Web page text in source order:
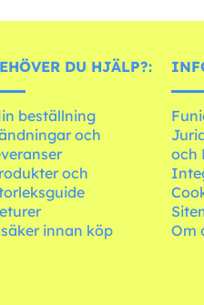
DU HJÄLP?:
beställning
och
och
innan köp
och
Om